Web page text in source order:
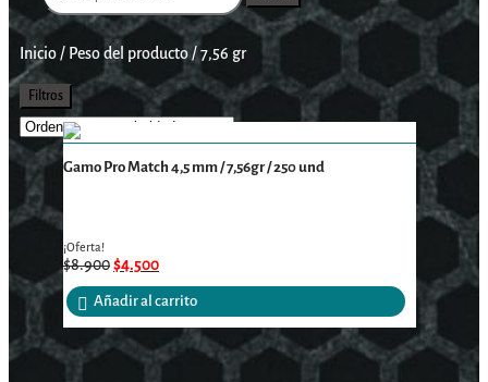
Inicio/ Peso del producto/7,56 gr
Filtros
Gamo Pro Match 4,5 mm / 7,56gr / 250 und
¡Oferta!
$8.900$4.500
Añadir al carrito